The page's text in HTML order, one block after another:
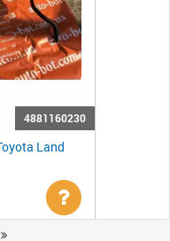
4881160230
Land
Уточнити